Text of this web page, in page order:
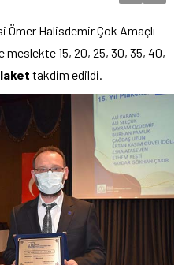
Ömer Halisdemir Çok Amaçlı
15, 20, 25, 30, 35, 40,
takdim edildi.